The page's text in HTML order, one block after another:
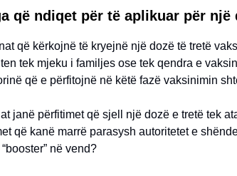
që ndiqet për të aplikuar për një
që kërkojnë të kryejnë një dozë të tretë
tek mjeku i familjes ose tek qendra e
që e përfitojnë në këtë fazë vaksinimin
janë përfitimet që sjell një dozë e tretë tek
që kanë marrë parasysh autoritetet e
në vend?